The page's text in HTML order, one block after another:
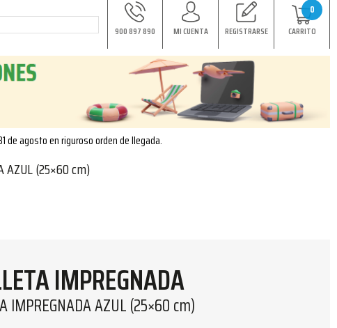
900 897 890 MI CUENTA REGISTRARSE
0
CARRITO
de agosto en riguroso orden de llegada.
AZUL (25×60 cm)
IMPREGNADA
IMPREGNADA AZUL (25×60 cm)